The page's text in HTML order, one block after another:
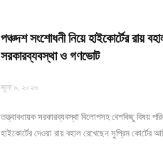
পঞ্চদশ সংশোধনী নিয়ে হাইকোর্টের রায়
সরকারব্যবস্থা ও গণভোট
জুলা ৯, ২০২৬
তত্ত্বাবধায়ক সরকারব্যবস্থা বিলোপসহ বেশকিছু বিষয়
হাইকোর্টের দেওয়া রায় বহাল রেখেছেন সুপ্রিম কোর্টের